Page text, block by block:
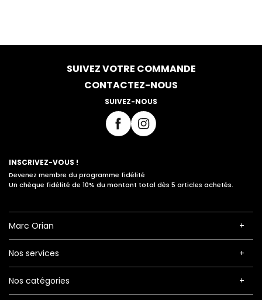
SUIVEZ VOTRE COMMANDE
CONTACTEZ-NOUS
SUIVEZ-NOUS
INSCRIVEZ-VOUS !
Devenez membre du programme fidélité
Un chèque fidélité de 10% du montant total dès 5 articles achetés.
Marc Orian
Nos services
Nos catégories